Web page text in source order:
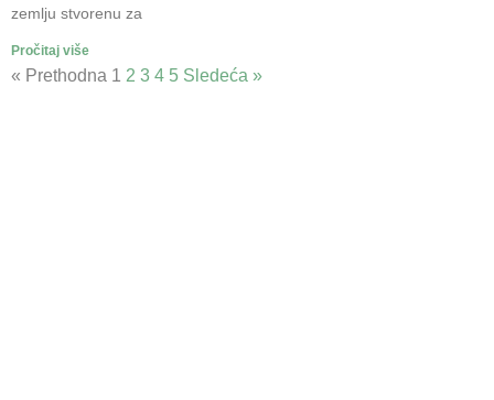
zemlju stvorenu za
Pročitaj više
« Prethodna 1 2 3 4 5 Sledeća »